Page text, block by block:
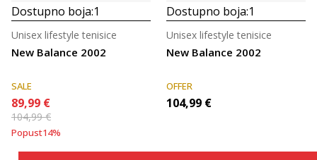
Dostupno boja:1
New Balance 2002
Unisex lifestyle tenisice
SALE
89,99 €
104,99€
Popust14%
Dostupno boja:1
New Balance 2002
Unisex lifestyle tenisice
OFFER
104,99 €